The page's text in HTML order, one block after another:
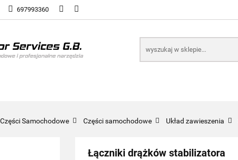
697993360
UKŁADY PALIWOWE
KOMPONENTY ELEKTRONICZNE B2B
Części Samochodowe Części samochodowe Układ zawieszenia
Łączniki drążków stabilizatora